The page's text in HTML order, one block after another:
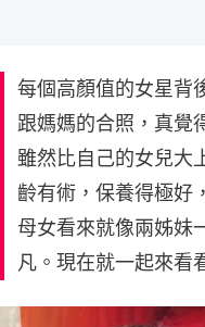
每個高顏值的女星背
跟媽媽的合照，真覺
雖然比自己的女兒大
齡有術，保養得極好
母女看來就像兩姊妹
凡。現在就一起來看